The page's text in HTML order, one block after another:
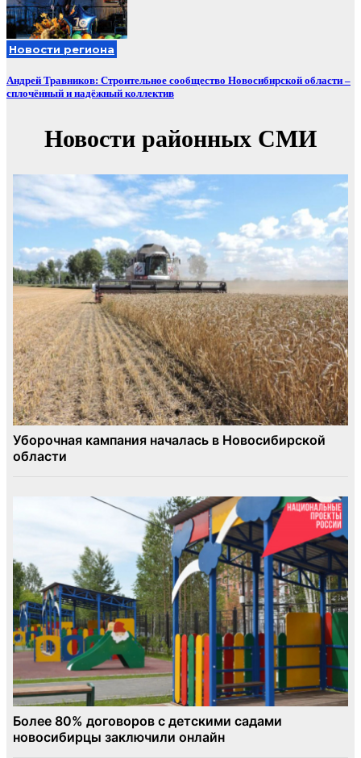
Новости региона
Андрей Травников: Строительное сообщество Новосибирской области –
сплочённый и надёжный коллектив